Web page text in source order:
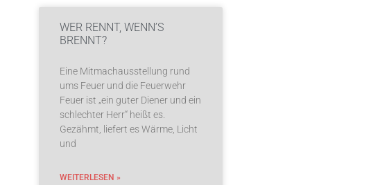
WER RENNT, WENN’S
BRENNT?
Eine Mitmachausstellung rund
ums Feuer und die Feuerwehr
Feuer ist „ein guter Diener und ein
schlechter Herr“ heißt es.
Gezähmt, liefert es Wärme, Licht
und
WEITERLESEN »